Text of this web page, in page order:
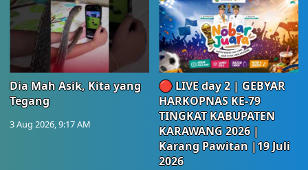
Dia Mah Asik, Kita yang
Tegang
3 Aug 2026, 9:17 AM
🔴 LIVE day 2 | GEBYAR
HARKOPNAS KE-79
TINGKAT KABUPATEN
KARAWANG 2026 |
Karang Pawitan |19 Juli
2026